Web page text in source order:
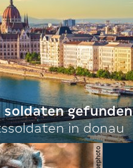
gefunden
in donau